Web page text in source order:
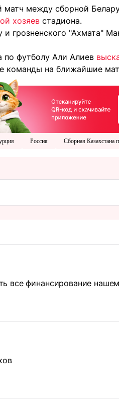
между сборной
хозяев стадиона.
и грозненского "Ахмата"
по футболу Али Алиев
команды на ближайшие
Россия Сборная Казахстана
все финансирование